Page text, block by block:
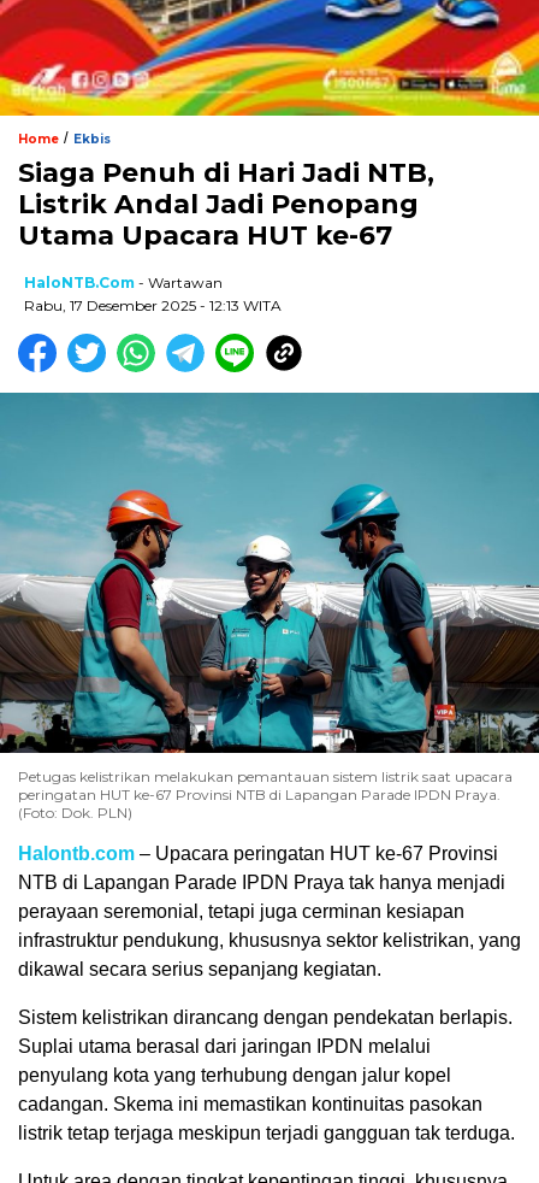
Home / Ekbis
Siaga Penuh di Hari Jadi NTB,
Listrik Andal Jadi Penopang
Utama Upacara HUT ke-67
HaloNTB.com - Wartawan
Rabu, 17 Desember 2025 - 12:13 WITA
Petugas kelistrikan melakukan pemantauan sistem listrik saat upacara
peringatan HUT ke-67 Provinsi NTB di Lapangan Parade IPDN Praya.
(Foto: Dok. PLN)
Halontb.com – Upacara peringatan HUT ke-67 Provinsi
NTB di Lapangan Parade IPDN Praya tak hanya menjadi
perayaan seremonial, tetapi juga cerminan kesiapan
infrastruktur pendukung, khususnya sektor kelistrikan, yang
dikawal secara serius sepanjang kegiatan.
Sistem kelistrikan dirancang dengan pendekatan berlapis.
Suplai utama berasal dari jaringan IPDN melalui
penyulang kota yang terhubung dengan jalur kopel
cadangan. Skema ini memastikan kontinuitas pasokan
listrik tetap terjaga meskipun terjadi gangguan tak terduga.